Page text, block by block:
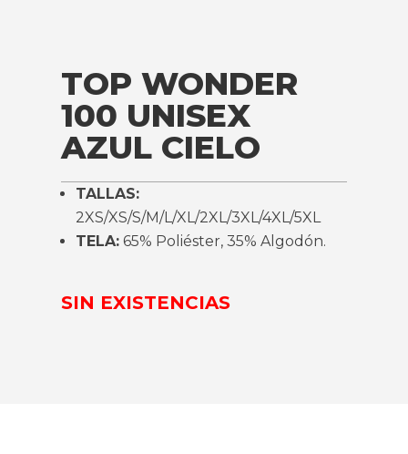
TOP WONDER
100 UNISEX
AZUL CIELO
TALLAS:
2XS/XS/S/M/L/XL/2XL/3XL/4XL/5XL
TELA: 65% Poliéster, 35% Algodón.
SIN EXISTENCIAS